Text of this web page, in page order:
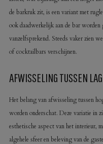
de barkruk zit, is een variant met
ook daadwerkelijk aan de bar
vanzelfsprekend. Steeds vaker zien
of cocktailbars verschijnen.
AFWISSELING TUSSEN
Het belang van afwisseling tussen
worden onderschat. Deze variatie in
esthetische aspect van het interieur,
algehele sfeer en beleving van de